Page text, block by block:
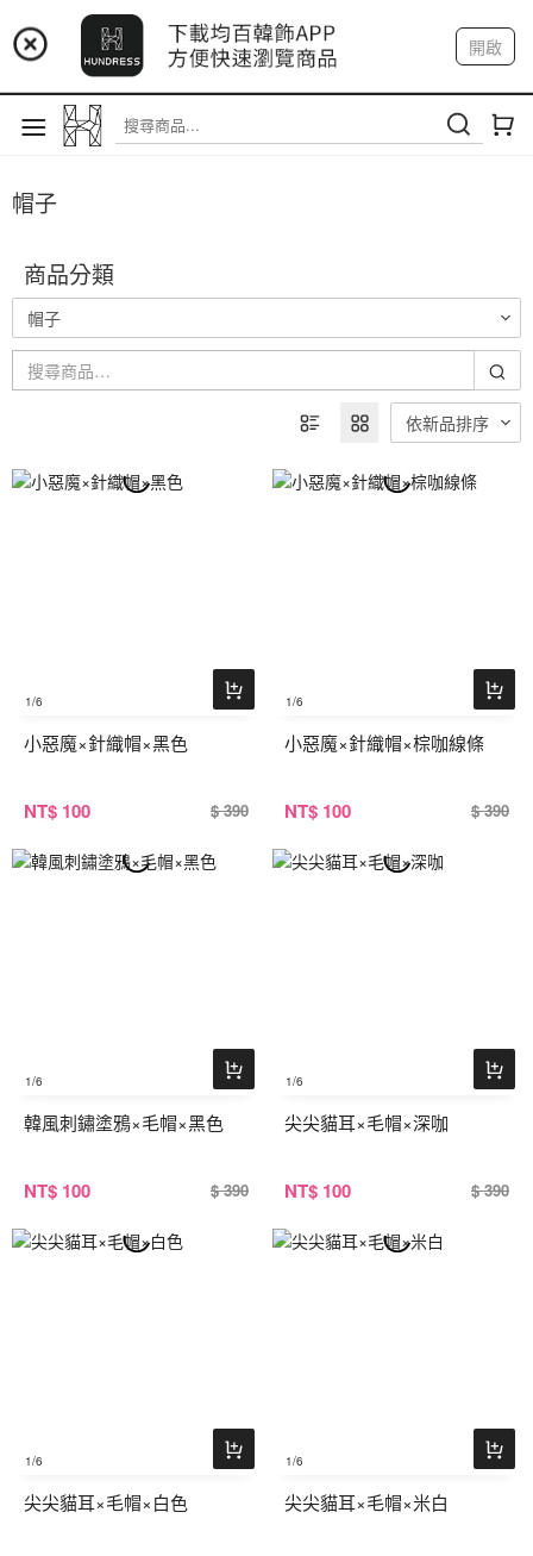
📢 市集預告：9/12-9/13 八里海巡基地
📢 市集預告：8/22-8/23 桃園青埔置地廣場
開啟
註冊 我的帳戶
帽子
商品分類
帽子
依新品排序
1/6
小惡魔×針織帽×黑色
NT$ 100 $ 390
1/6
小惡魔×針織帽×棕咖線條
NT$ 100 $ 390
1/6
韓風刺鏽塗鴉×毛帽×黑色
NT$ 100 $ 390
1/6
尖尖貓耳×毛帽×深咖
NT$ 100 $ 390
1/6
尖尖貓耳×毛帽×白色
1/6
尖尖貓耳×毛帽×米白